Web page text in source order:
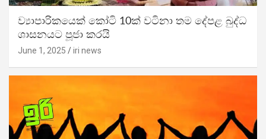
ව්‍යාපාරිකයෙක් කෝටි 10ක් වටිනා තම දේපළ බුද්ධ
ශාසනයට පූජා කරයි
June 1, 2025 iri news